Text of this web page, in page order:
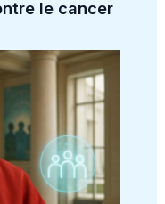
le cancer